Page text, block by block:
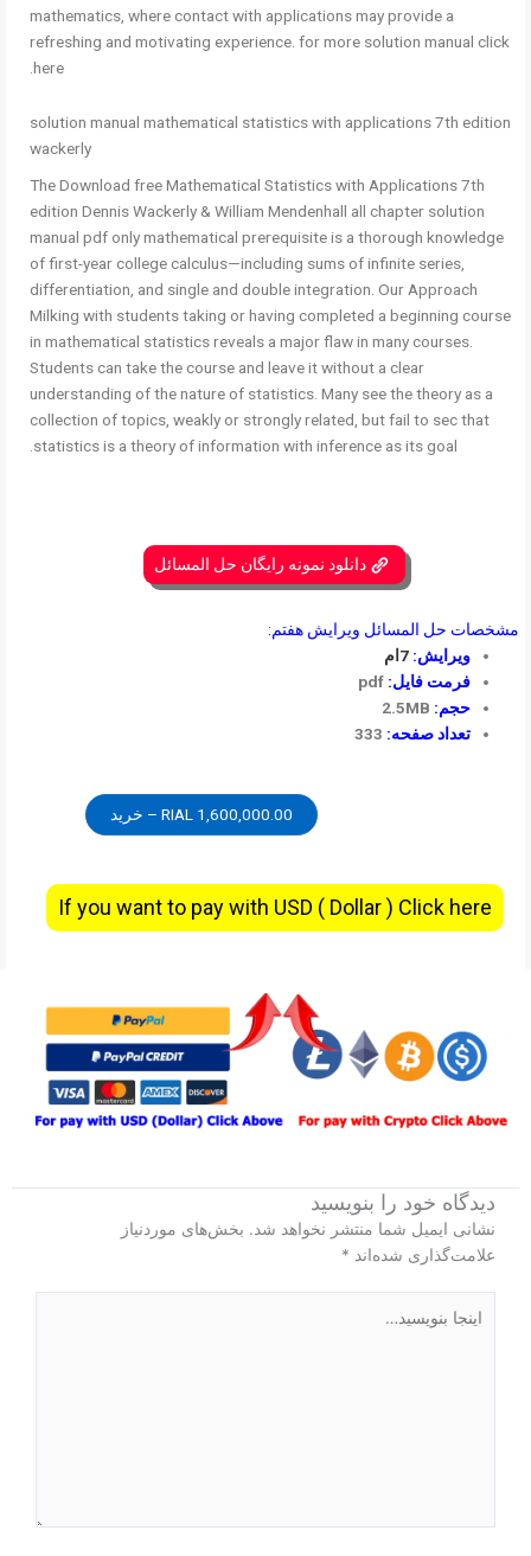
mathematics, where contact with applications may provide a
refreshing and motivating experience. for more solution manual click
here.
solution manual mathematical statistics with applications 7th edition
wackerly
The Download free Mathematical Statistics with Applications 7th
edition Dennis Wackerly & William Mendenhall all chapter solution
manual pdf only mathematical prerequisite is a thorough knowledge
of first-year college calculus—including sums of infinite series,
differentiation, and single and double integration. Our Approach
Milking with students taking or having completed a beginning course
in mathematical statistics reveals a major flaw in many courses.
Students can take the course and leave it without a clear
understanding of the nature of statistics. Many see the theory as a
collection of topics, weakly or strongly related, but fail to sec that
statistics is a theory of information with inference as its goal.
دانلود نمونه رایگان حل المسائل
مشخصات حل المسائل ویرایش هفتم:
ویرایش:7ام
فرمت فایل: pdf
حجم:
تعداد صفحه:
1,600,000.00 RIAL – خرید
If you want to pay with USD ( Dollar ) Click here
دیدگاه‌ خود را بنویسید
نشانی ایمیل شما منتشر نخواهد شد. بخش‌های موردنیاز
علامت‌گذاری شده‌اند *
بنویسید…